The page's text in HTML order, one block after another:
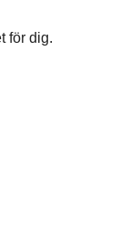
för dig.